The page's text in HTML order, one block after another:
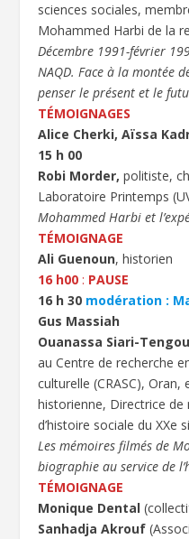
sciences sociales,
Mohammed Harbi de la
Décembre 1991-février
NAQD. Face à la montée
penser le présent et le
TÉMOIGNAGES
Alice Cherki, Aïssa
15 h 00
Robi Morder, politiste,
Laboratoire Printemps
Mohammed Harbi et
TÉMOIGNAGE
Ali Guenoun, historien
16 h00 : PAUSE
16 h 30 modération :
Gus Massiah
Ouanassa Siari-
au Centre de recherche
culturelle (CRASC), Oran,
historienne, Directrice de
d’histoire sociale du XXe
Les mémoires filmés de
biographie au service de
TÉMOIGNAGE
Monique Dental
Sanhadja Akrouf